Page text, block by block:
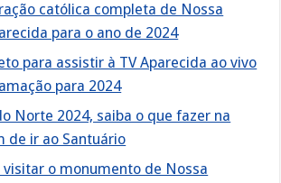
católica completa de Nossa
para o ano de 2024
para assistir à TV Aparecida ao vivo
para 2024
Norte 2024, saiba o que fazer na
de ir ao Santuário
visitar o monumento de Nossa